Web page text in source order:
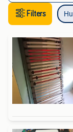
Filters